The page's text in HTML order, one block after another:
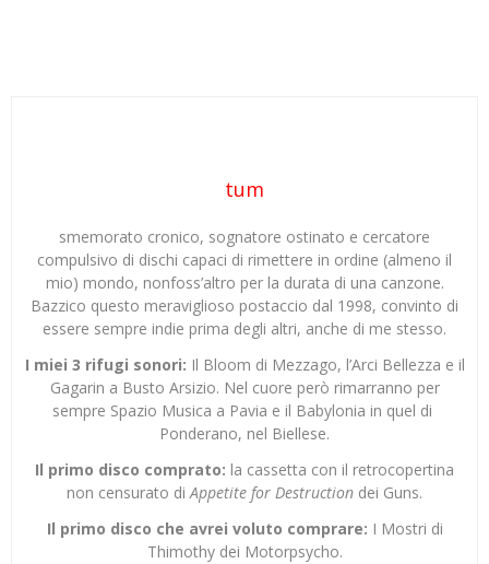
tum
smemorato cronico, sognatore ostinato e cercatore
compulsivo di dischi capaci di rimettere in ordine (almeno il
mio) mondo, nonfoss’altro per la durata di una canzone.
Bazzico questo meraviglioso postaccio dal 1998, convinto di
essere sempre indie prima degli altri, anche di me stesso.
I miei 3 rifugi sonori: Il Bloom di Mezzago, l’Arci Bellezza e il
Gagarin a Busto Arsizio. Nel cuore però rimarranno per
sempre Spazio Musica a Pavia e il Babylonia in quel di
Ponderano, nel Biellese.
Il primo disco comprato: la cassetta con il retrocopertina
non censurato diAppetite for Destruction dei Guns.
Il primo disco che avrei voluto comprare: I Mostri di
Thimothy dei Motorpsycho.